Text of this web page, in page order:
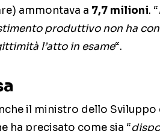
ammontava a 7,7 milioni. “
produttivo non ha
l’atto in esame“.
il ministro dello
ha precisato come sia “